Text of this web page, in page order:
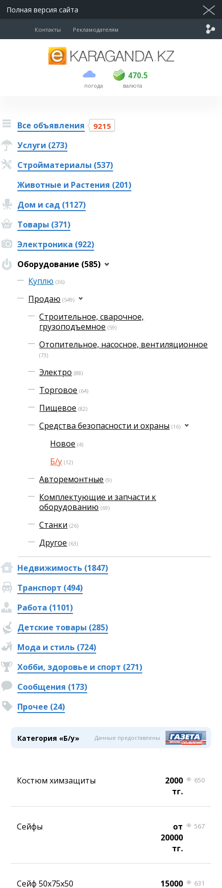
Полная версия сайта
Контакты Рекламодателям
погода
470.5
покупка продажа
USD 468.5 470.5
EUR валюта
Все объявления 9215
Услуги (273)
Стройматериалы (537)
Животные и Растения (201)
Дом и сад (1127)
Товары (371)
Электроника (922)
Оборудование (585)
Куплю (36)
Продаю (549)
Строительное, сварочное,
грузоподъемное (59)
Отопительное, насосное, вентиляционное
(73)
Электро (88)
Торговое (64)
Пищевое (82)
Средства безопасности и охраны (16)
Новое (4)
Б/у (12)
Авторемонтные (9)
Комплектующие и запчасти к
оборудованию (69)
Станки (26)
Другое (63)
Недвижимость (1847)
Транспорт (494)
Работа (1101)
Детские товары (285)
Мода и стиль (724)
Хобби, здоровье и спорт (271)
Сообщения (173)
Прочее (24)
Категория «Б/у» Данные предоставлены
Костюм химзащиты
2000
тг.
650
Сейфы
от
20000
тг.
567
Сейф 50х75х50 15000 631